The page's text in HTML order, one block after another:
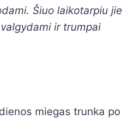
Šiuo laikotarpiu jie
ir trumpai
miegas trunka po